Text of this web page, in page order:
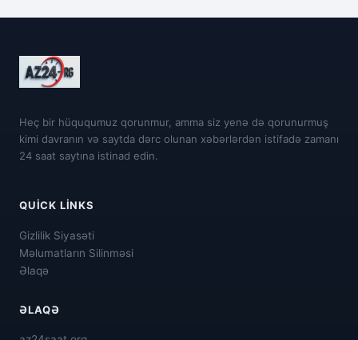
Heç bir hüququmuz qorunmur, amma siz yenə də qorunurmuş
kimi davranın və saytda dərc olunan xəbərlərdən istifadə zamanı
24 saat saytına istinad edin.
QUICK LINKS
Gizlilik Siyasəti
Məlumatların Silinməsi
Əlaqə
ƏLAQƏ